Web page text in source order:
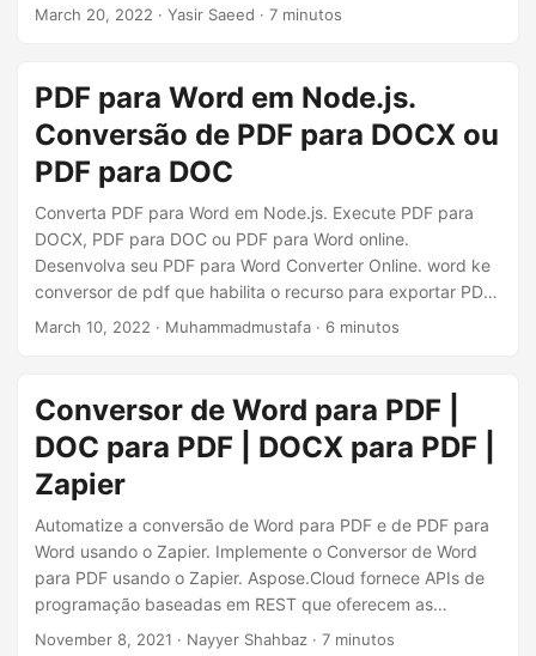
March 20, 2022 · Yasir Saeed · 7 minutos
PDF para Word em Node.js.
Conversão de PDF para DOCX ou
PDF para DOC
Converta PDF para Word em Node.js. Execute PDF para
DOCX, PDF para DOC ou PDF para Word online.
Desenvolva seu PDF para Word Converter Online. word ke
conversor de pdf que habilita o recurso para exportar PDF
para Word
March 10, 2022 · Muhammadmustafa · 6 minutos
Conversor de Word para PDF |
DOC para PDF | DOCX para PDF |
Zapier
Automatize a conversão de Word para PDF e de PDF para
Word usando o Zapier. Implemente o Conversor de Word
para PDF usando o Zapier. Aspose.Cloud fornece APIs de
programação baseadas em REST que oferecem as
capacidades de criar, editar e converter Word, Excel,
November 8, 2021 · Nayyer Shahbaz · 7 minutos